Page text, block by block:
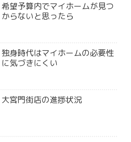
希望予算内でマイホームが見つ
からないと思ったら
独身時代はマイホームの必要性
に気づきにくい
大宮門街店の進捗状況